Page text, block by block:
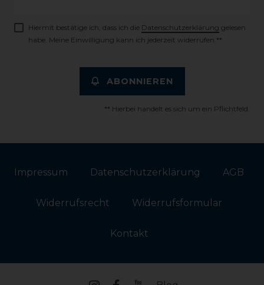
Hiermit bestätige ich, dass ich die Daten­schutz­erklärung gelesen
habe. Meine Einwilligung kann ich jederzeit widerrufen.**
ABONNIEREN
** Hierbei handelt es sich um ein Pflichtfeld.
Impressum Daten­schutz­erklärung AGB
Widerrufs­recht Widerrufs­formular
Kontakt